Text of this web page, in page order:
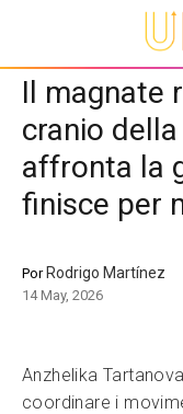
Il magnate
cranio
affronta la
finisce per
Por Rodrigo Martínez
14 May, 2026
Anzhelika
coordinare i